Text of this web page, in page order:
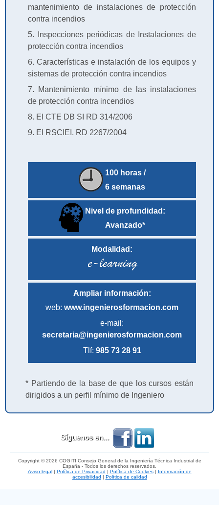
mantenimiento de instalaciones de protección
contra incendios
5. Inspecciones periódicas de Instalaciones de
protección contra incendios
6. Características e instalación de los equipos y
sistemas de protección contra incendios
7. Mantenimiento mínimo de las instalaciones
de protección contra incendios
8. El CTE DB SI RD 314/2006
9. El RSCIEI. RD 2267/2004
100 horas /
6 semanas
Nivel de profundidad:
Avanzado*
Modalidad:
Ampliar información:
web: www.ingenierosformacion.com
e-mail:
secretaria@ingenierosformacion.com
Tlf: 985 73 28 91
* Partiendo de la base de que los cursos están
dirigidos a un perfil mínimo de Ingeniero
Síguenos en...
Copyright © 2026 COGITI Consejo General de la Ingeniería Técnica Industrial de
España - Todos los derechos reservados.
Aviso legal
Política de Privacidad Política de Cookies|
Información de
accesibilidad
Política de calidad